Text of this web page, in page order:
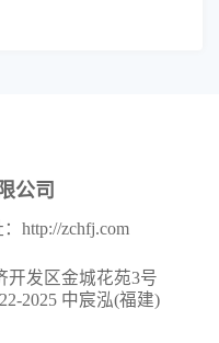
公司
http://zchfj.com
开发区金城花苑3号
2025 中宸泓(福建)